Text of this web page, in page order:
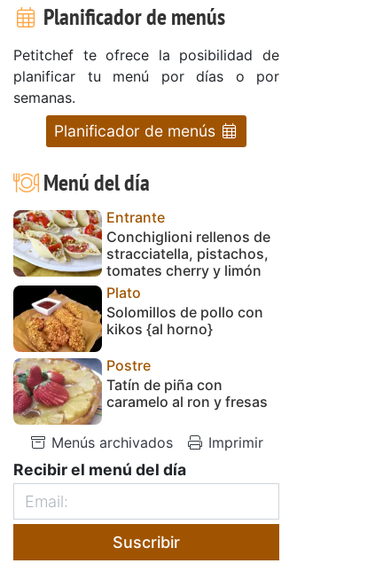
Planificador de menús
Petitchef te ofrece la posibilidad de
planificar tu menú por días o por
semanas.
Planificador de menús
Menú del día
Entrante
Conchiglioni rellenos de
stracciatella, pistachos,
tomates cherry y limón
Plato
Solomillos de pollo con
kikos {al horno}
Postre
Tatín de piña con
caramelo al ron y fresas
Menús archivados Imprimir
Recibir el menú del día
Suscribir